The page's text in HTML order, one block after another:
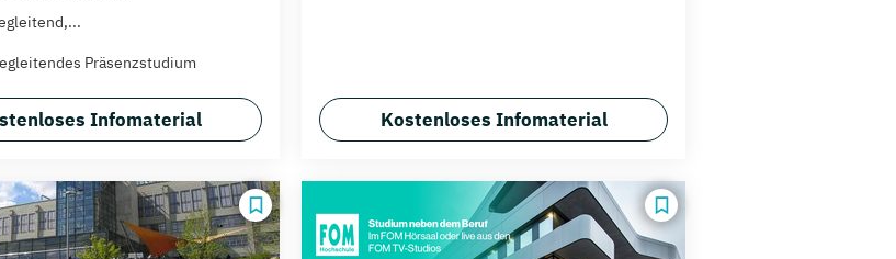
Präsenzstudium
Infomaterial Kostenloses Infomaterial